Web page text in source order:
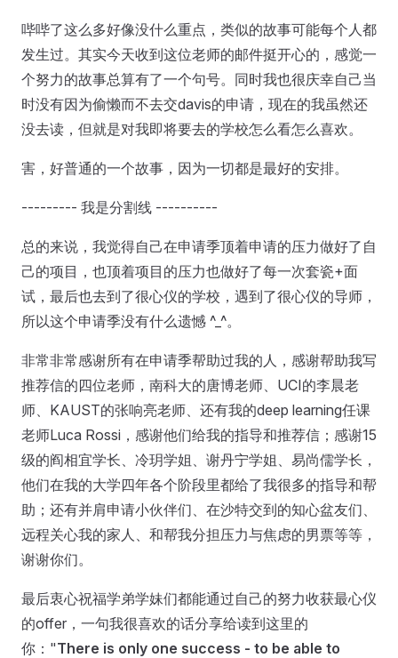
哔哔了这么多好像没什么重点，类似的故事可能每个人都
发生过。其实今天收到这位老师的邮件挺开心的，感觉一
个努力的故事总算有了一个句号。同时我也很庆幸自己当
时没有因为偷懒而不去交davis的申请，现在的我虽然还
没去读，但就是对我即将要去的学校怎么看怎么喜欢。
害，好普通的一个故事，因为一切都是最好的安排。
--------- 我是分割线 ----------
总的来说，我觉得自己在申请季顶着申请的压力做好了自
己的项目，也顶着项目的压力也做好了每一次套瓷+面
试，最后也去到了很心仪的学校，遇到了很心仪的导师，
所以这个申请季没有什么遗憾 ^_^。
非常非常感谢所有在申请季帮助过我的人，感谢帮助我写
推荐信的四位老师，南科大的唐博老师、UCI的李晨老
师、KAUST的张响亮老师、还有我的deep learning任课
老师Luca Rossi，感谢他们给我的指导和推荐信；感谢15
级的阎相宜学长、冷玥学姐、谢丹宁学姐、易尚儒学长，
他们在我的大学四年各个阶段里都给了我很多的指导和帮
助；还有并肩申请小伙伴们、在沙特交到的知心盆友们、
远程关心我的家人、和帮我分担压力与焦虑的男票等等，
谢谢你们。
最后衷心祝福学弟学妹们都能通过自己的努力收获最心仪
的offer，一句我很喜欢的话分享给读到这里的
你："There is only one success - to be able to